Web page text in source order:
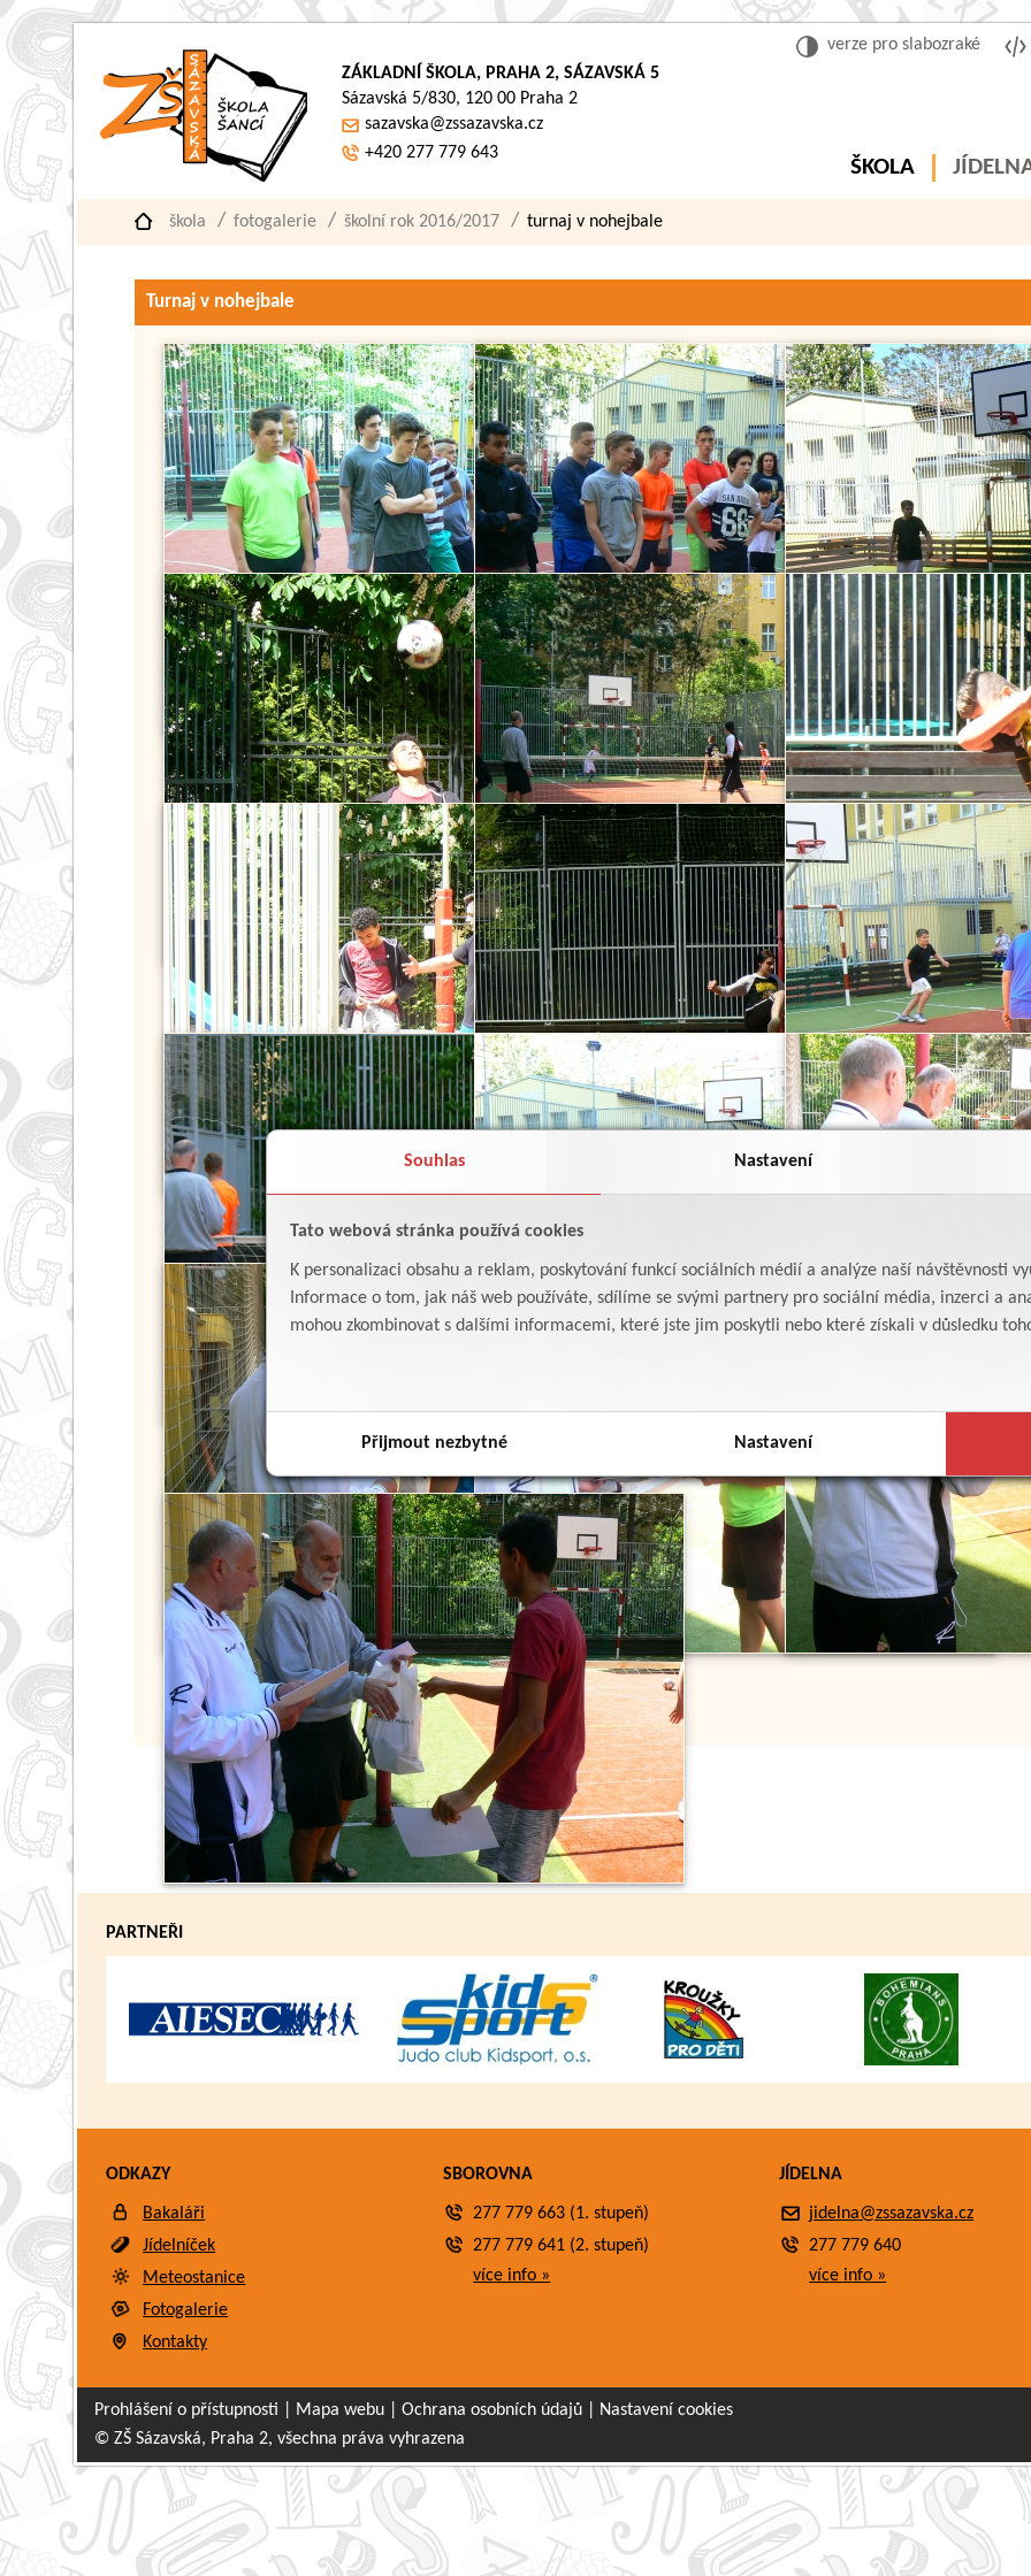
Souhlas Nastavení
Tato webová stránka používá cookies
K personalizaci obsahu a reklam, poskytování funkcí sociálních médií a analýze naší návštěvnosti
Informace o tom, jak náš web používáte, sdílíme se svými partnery pro sociální média, inzerci a
mohou zkombinovat s dalšími informacemi, které jste jim poskytli nebo které získali v důsledku
Přijmout nezbytné Nastavení
verze pro slabozraké
ZÁKLADNÍ ŠKOLA, PRAHA 2, SÁZAVSKÁ 5
Sázavská 5/830, 120 00 Praha 2
sazavska@zssazavska.cz
+420 277 779 643
ŠKOLA
škola fotogalerie školní rok 2016/2017 turnaj v nohejbale
Turnaj v nohejbale
PARTNEŘI
ODKAZY
Bakaláři
Jídelníček
Meteostanice
Fotogalerie
Kontakty
SBOROVNA
277 779 663 (1. stupeň)
277 779 641 (2. stupeň)
více info »
JÍDELNA
jidelna@zssazavska.cz
277 779 640
více info »
Prohlášení o přístupnosti Mapa webu |Ochrana osobních údajů
Nastavení cookies
© ZŠ Sázavská, Praha 2, všechna práva vyhrazena